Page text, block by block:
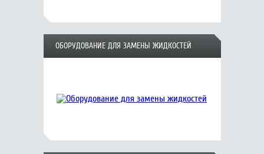
ОБОРУДОВАНИЕ ДЛЯ ЗАМЕНЫ ЖИДКОСТЕЙ